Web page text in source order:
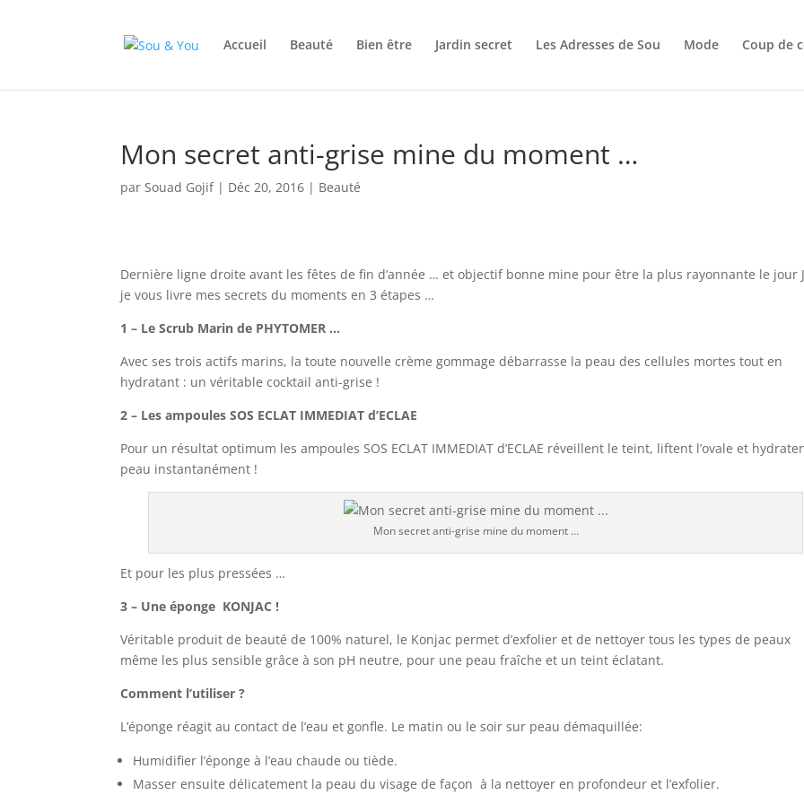
Accueil Beauté Bien être Jardin secret Les Adresses de Sou Mode Coup de
Mon secret anti-grise mine du moment …
parSouad Gojif| Déc 20, 2016 | Beauté
Dernière ligne droite avant les fêtes de fin d’année … et objectif bonne mine pour être la plus rayonnante le jour
je vous livre mes secrets du moments en 3 étapes …
1 – Le Scrub Marin de PHYTOMER …
Avec ses trois actifs marins, la toute nouvelle crème gommage débarrasse la peau des cellules mortes tout en
hydratant : un véritable cocktail anti-grise !
2 – Les ampoules SOS ECLAT IMMEDIAT d’ECLAE
Pour un résultat optimum les ampoules SOS ECLAT IMMEDIAT d’ECLAE réveillent le teint, liftent l’ovale et
peau instantanément !
Mon secret anti-grise mine du moment …
Et pour les plus pressées …
3 – Une éponge KONJAC !
Véritable produit de beauté de 100% naturel, le Konjac permet d’exfolier et de nettoyer tous les types de peaux
même les plus sensible grâce à son pH neutre, pour une peau fraîche et un teint éclatant.
Comment l’utiliser ?
L’éponge réagit au contact de l’eau et gonfle. Le matin ou le soir sur peau démaquillée:
Humidifier l’éponge à l’eau chaude ou tiède.
Masser ensuite délicatement la peau du visage de façon à la nettoyer en profondeur et l’exfolier.